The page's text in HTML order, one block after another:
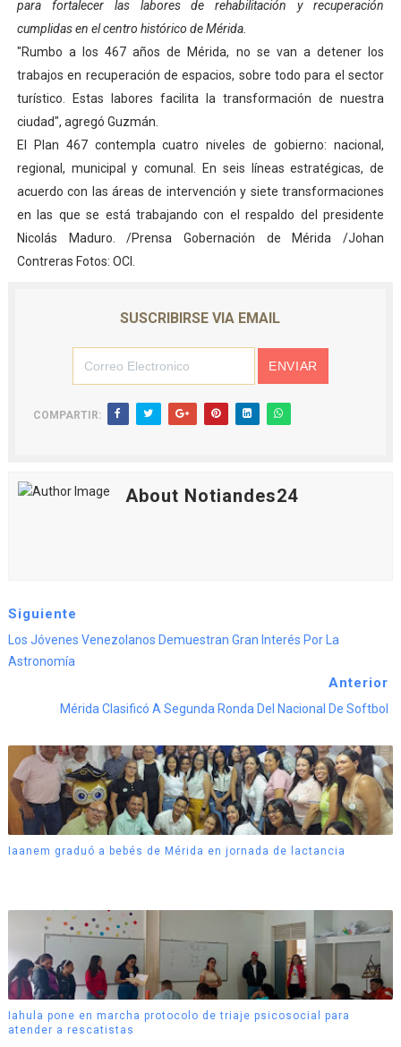
Dictan MasterClass en el marco del Encuentro LAGO
Campo Elías avanza con plan de asfaltado
Encuentro estadal fortalece la coordinación de
Gobernador Arnaldo Sánchez apadrina a más de 993
Plan Quirúrgico Regional llega a Pueblo Llano con la
para fortalecer las labores de rehabilitación y recuperación
cumplidas en el centro histórico de Mérida.
"Rumbo a los 467 años de Mérida, no se van a detener los
trabajos en recuperación de espacios, sobre todo para el sector
turístico. Estas labores facilita la transformación de nuestra
ciudad", agregó Guzmán.
El Plan 467 contempla cuatro niveles de gobierno: nacional,
regional, municipal y comunal. En seis líneas estratégicas, de
acuerdo con las áreas de intervención y siete transformaciones
en las que se está trabajando con el respaldo del presidente
Nicolás Maduro. /Prensa Gobernación de Mérida /Johan
Contreras Fotos: OCI.
SUSCRIBIRSE VIA EMAIL
COMPARTIR:
About Notiandes24
Siguiente
Los Jóvenes Venezolanos Demuestran Gran Interés Por La
Astronomía
Anterior
Mérida Clasificó A Segunda Ronda Del Nacional De Softbol
Iaanem graduó a bebés de Mérida en jornada de lactancia
Iahula pone en marcha protocolo de triaje psicosocial para
atender a rescatistas